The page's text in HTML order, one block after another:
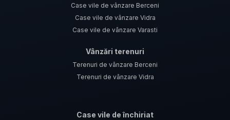
Case vile de vânzare Berceni
Case vile de vânzare Vidra
Case vile de vânzare Varasti
Vânzări terenuri
Terenuri de vânzare Berceni
Terenuri de vânzare Vidra
Case vile de închiriat